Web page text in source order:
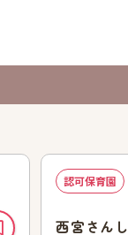
認可保育園
西宮さん